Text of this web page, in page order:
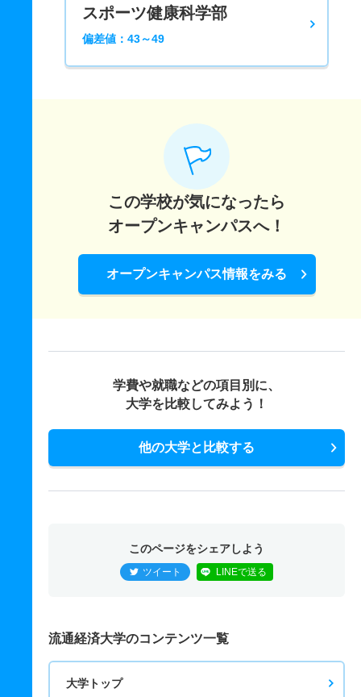
スポーツ健康科学部
偏差値：43～49
この学校が気になったら
オープンキャンパスへ！
オープンキャンパス情報をみる
学費や就職などの項目別に、
大学を比較してみよう！
他の大学と比較する
このページをシェアしよう
ツイート LINEで送る
流通経済大学のコンテンツ一覧
大学トップ